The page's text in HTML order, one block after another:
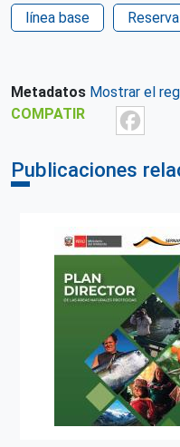
País de origen de la
Sernanp (2016)
Estado - SERNANP
Derechos de acceso
Acceso irrestricto a
Repositorio de origen
línea base
Metadatos Mostrar el
COMPATIR
Publicaciones